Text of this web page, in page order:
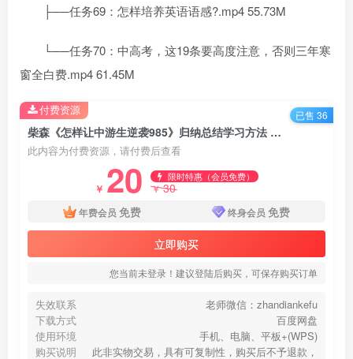
├──任务69：怎样培养英语语感?.mp4 55.73M
└──任务70：中高考，这19条要高度注意，否则三年寒
窗全白费.mp4 61.45M
柴森《怎样让中游生逆袭985》归纳总结学习方法 百度网盘分享下载
此内容为付费资源，请付费后查看
￥ 20 限时特惠（会员免费）
￥30
年费会员 免费 终身会员 免费
立即购买
您当前未登录！建议登陆后购买，可保存购买订单
失效联系
老师微信：zhandiankefu
下载方式
百度网盘
使用环境
手机、电脑、平板+(WPS)
购买说明
此非实物交易，具有可复制性，购买后不予退款，
付费资源 已售 36